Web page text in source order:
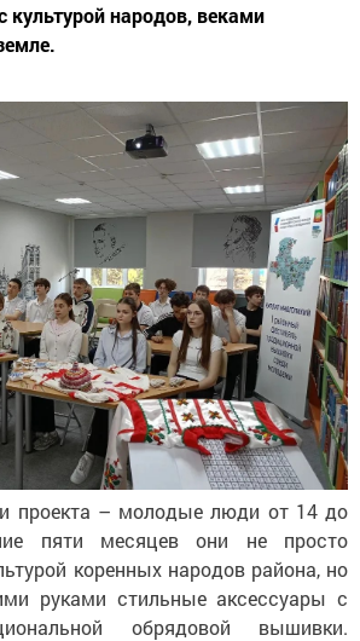
культурой народов, веками
проекта – молодые люди от 14 до
пяти месяцев они не просто
коренных народов района, но
руками стильные аксессуары с
обрядовой вышивки.